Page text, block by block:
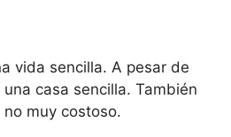
vida sencilla. A pesar de
casa sencilla. También
muy costoso.